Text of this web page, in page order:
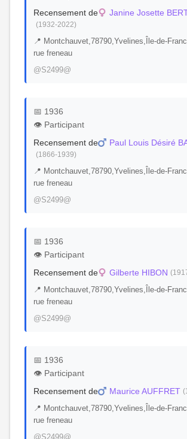
Recensement de
Janine Josette
(1932-2022)
📍 Montchauvet,78790,Yvelines,Île-de-
rue freneau
@S2499@
📅 1936
👁️ Participant
Recensement de
Paul Louis Désiré
(1866-1939)
📍 Montchauvet,78790,Yvelines,Île-de-
rue freneau
@S2499@
📅 1936
👁️ Participant
Recensement de
Gilberte HIBON
📍 Montchauvet,78790,Yvelines,Île-de-
rue freneau
@S2499@
📅 1936
👁️ Participant
Recensement de
Maurice AUFFRET
📍 Montchauvet,78790,Yvelines,Île-de-
rue freneau
@S2499@